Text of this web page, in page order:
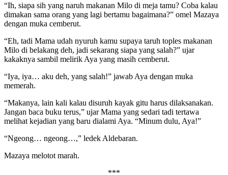
“Ih, siapa sih yang naruh makanan Milo di meja tamu? Coba kalau
dimakan sama orang yang lagi bertamu bagaimana?” omel Mazaya
dengan muka cemberut.
“Eh, tadi Mama udah nyuruh kamu supaya taruh toples makanan
Milo di belakang deh, jadi sekarang siapa yang salah?” ujar
kakaknya sambil melirik Aya yang masih cemberut.
“Iya, iya… aku deh, yang salah!” jawab Aya dengan muka
memerah.
“Makanya, lain kali kalau disuruh kayak gitu harus dilaksanakan.
Jangan baca buku terus,” ujar Mama yang sedari tadi tertawa
melihat kejadian yang baru dialami Aya. “Minum dulu, Aya!”
“Ngeong… ngeong…,” ledek Aldebaran.
Mazaya melotot marah.
***